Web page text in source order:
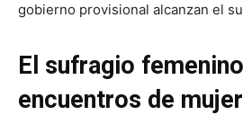
gobierno provisional alcanzan el
El sufragio
encuentros de